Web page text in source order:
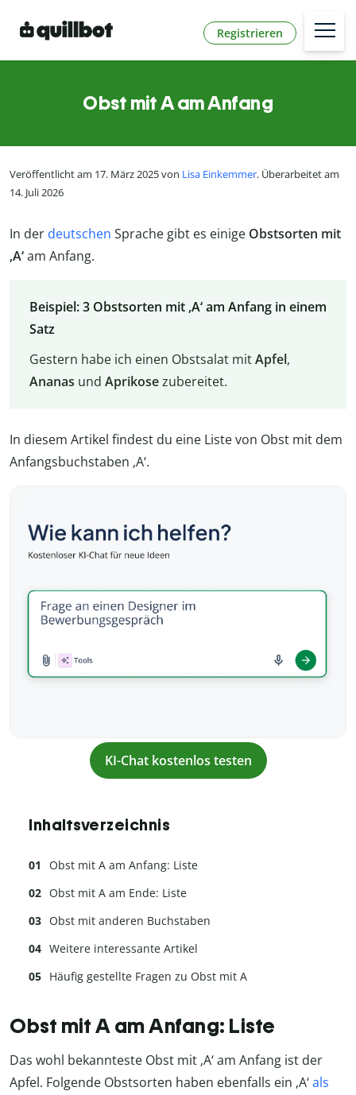
Registrieren
Obst mit A am Anfang
Veröffentlicht am 17. März 2025 von Lisa Einkemmer. Überarbeitet am
14. Juli 2026
In der deutschen Sprache gibt es einige Obstsorten mit
‚A‘am Anfang.
Beispiel: 3 Obstsorten mit ‚A‘ am Anfang in einem
Satz
Gestern habe ich einen Obstsalat mitApfel,
Ananas und Aprikosezubereitet.
In diesem Artikel findest du eine Liste von Obst mit dem
Anfangsbuchstaben ‚A‘.
KI-Chat kostenlos testen
Inhaltsverzeichnis
Obst mit A am Anfang: Liste
Obst mit A am Ende: Liste
Obst mit anderen Buchstaben
Weitere interessante Artikel
Häufig gestellte Fragen zu Obst mit A
Obst mit A am Anfang: Liste
Das wohl bekannteste Obst mit ‚A‘ am Anfang ist der
Apfel. Folgende Obstsorten haben ebenfalls ein ‚A‘als